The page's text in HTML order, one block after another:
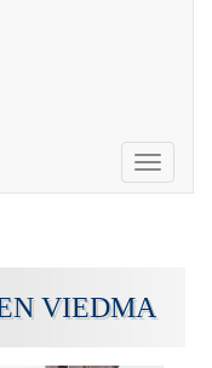
Toggle
VIEDMA